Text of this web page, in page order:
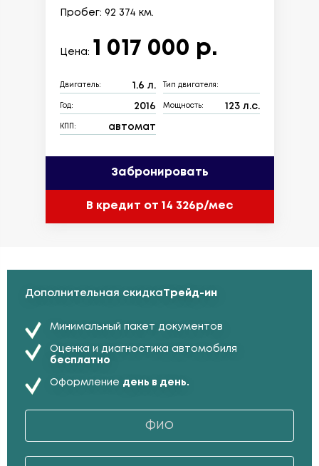
Пробег: 92 374 км.
Цена: 1 017 000 р.
Двигатель: 1.6 л. Тип двигателя:
Год: 2016 Мощность: 123 л.с.
КПП: автомат
Забронировать
В кредит от 14 326р/мес
Дополнительная скидкаТрейд-ин
Минимальный пакет документов
Оценка и диагностика автомобиля
бесплатно
Оформление день в день.